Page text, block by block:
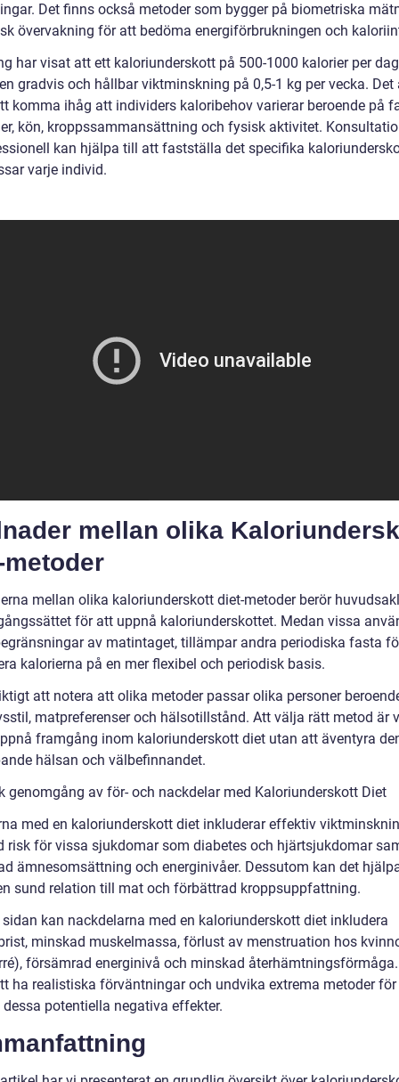
Det finns också metoder som bygger på biometriska
övervakning för att bedöma energiförbrukningen och
har visat att ett kaloriunderskott på 500-1000 kalorier per
gradvis och hållbar viktminskning på 0,5-1 kg per vecka. Det
komma ihåg att individers kaloribehov varierar beroende på
kön, kroppssammansättning och fysisk aktivitet.
kan hjälpa till att fastställa det specifika
varje individ.
mellan olika
metoder
mellan olika kaloriunderskott diet-metoder berör
för att uppnå kaloriunderskottet. Medan vissa
av matintaget, tillämpar andra periodiska fasta
kalorierna på en mer flexibel och periodisk basis.
att notera att olika metoder passar olika personer
matpreferenser och hälsotillstånd. Att välja rätt metod är
framgång inom kaloriunderskott diet utan att äventyra
hälsan och välbefinnandet.
genomgång av för- och nackdelar med Kaloriunderskott Diet
med en kaloriunderskott diet inkluderar effektiv
risk för vissa sjukdomar som diabetes och hjärtsjukdomar
ämnesomsättning och energinivåer. Dessutom kan det
sund relation till mat och förbättrad kroppsuppfattning.
kan nackdelarna med en kaloriunderskott diet inkludera
minskad muskelmassa, förlust av menstruation hos
försämrad energinivå och minskad
ha realistiska förväntningar och undvika extrema metoder
potentiella negativa effekter.